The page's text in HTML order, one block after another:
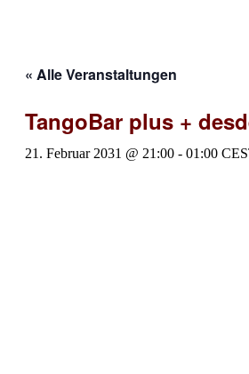
« Alle Veranstaltungen
TangoBar plus +
21. Februar 2031 @ 21:00 - 01:00